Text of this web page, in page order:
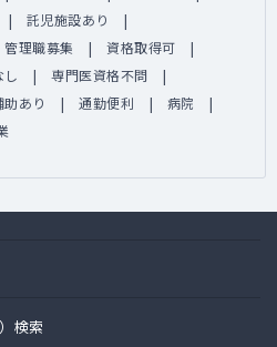
託児施設あり
管理職募集
資格取得可
し
専門医資格不問
助あり 通勤便利
病院
検索